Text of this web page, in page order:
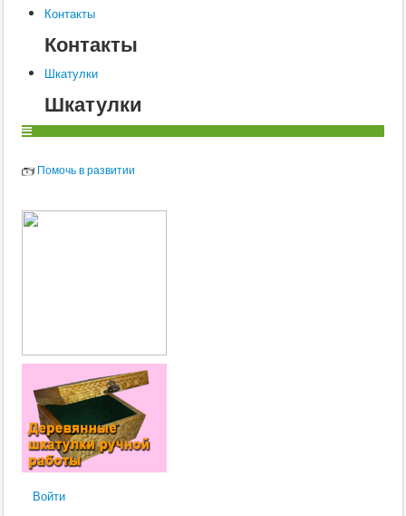
Контакты
Контакты
Шкатулки
Шкатулки
Помочь в развитии
Войти